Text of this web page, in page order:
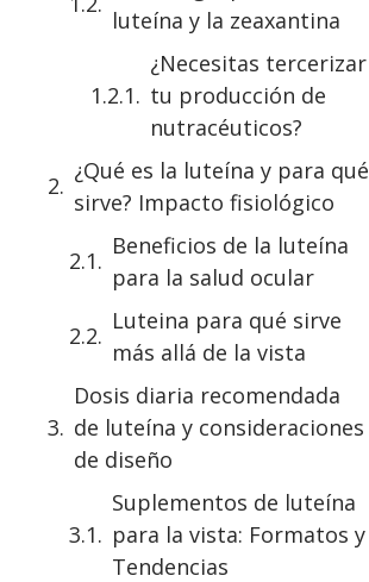
luteína y la zeaxantina
¿Necesitas tercerizar
tu producción de
nutracéuticos?
¿Qué es la luteína y para qué
sirve? Impacto fisiológico
Beneficios de la luteína
para la salud ocular
Luteina para qué sirve
más allá de la vista
Dosis diaria recomendada
de luteína y consideraciones
de diseño
Suplementos de luteína
para la vista: Formatos y
Tendencias